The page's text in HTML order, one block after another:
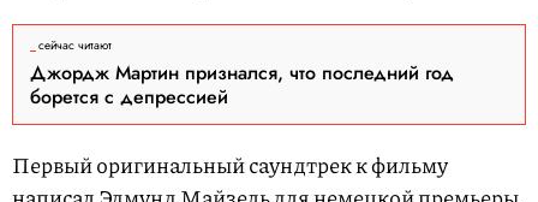
сейчас читают
Джордж Мартин признался, что последний год
борется с депрессией
Первый оригинальный саундтрек к фильму